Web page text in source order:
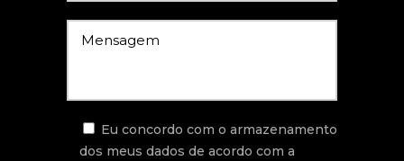
Eu concordo com o armazenamento
dos meus dados de acordo com a